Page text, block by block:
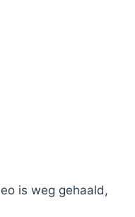
is weg gehaald,